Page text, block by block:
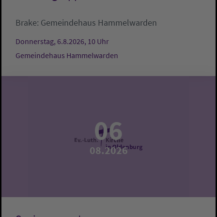
Brake: Gemeindehaus Hammelwarden
Donnerstag, 6.8.2026, 10 Uhr
Gemeindehaus Hammelwarden
06
08.2026